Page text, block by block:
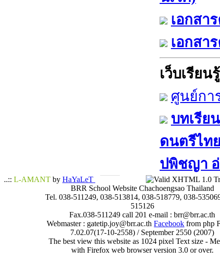
เอกสา
เอกสา
เว็บเรียนรู้
ศูนย์กา
บทเรีย
ดนตรีไท
ปพิชญา​ อ่
..:: L-AMANT by HaYaLeT
BRR School Website Chachoengsao Thailand
Tel. 038-511249, 038-513814, 038-518779, 038-
515126
Fax.038-511249 call 201 e-mail : brr@brr.ac.th
Webmaster : gatetip.joy@brr.ac.thFacebook from php
7.02.07(17-10-2558) / September 2550 (2007)
The best view this website as 1024 pixel Text size -
with Firefox web browser version 3.0 or over.